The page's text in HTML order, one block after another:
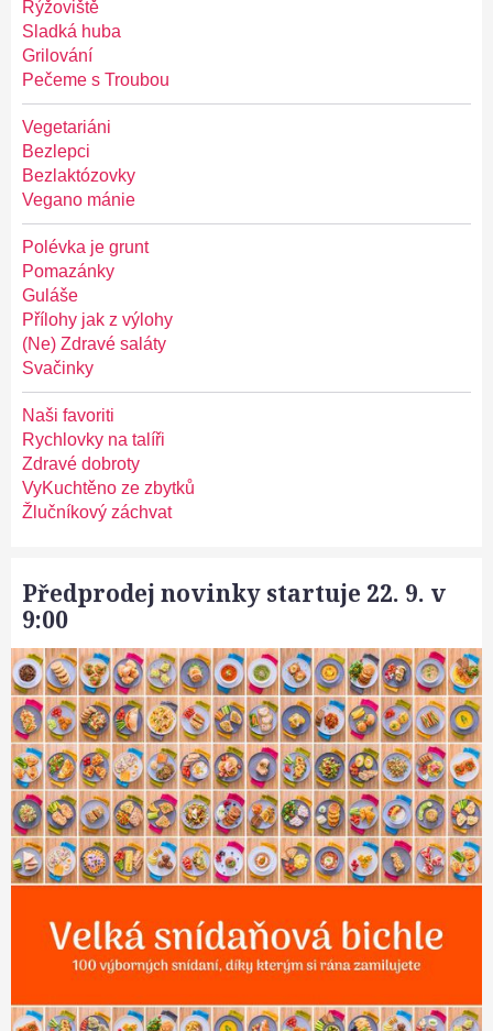
Rýžoviště
Sladká huba
Grilování
Pečeme s Troubou
Vegetariáni
Bezlepci
Bezlaktózovky
Vegano mánie
Polévka je grunt
Pomazánky
Guláše
Přílohy jak z výlohy
(Ne) Zdravé saláty
Svačinky
Naši favoriti
Rychlovky na talíři
Zdravé dobroty
VyKuchtěno ze zbytků
Žlučníkový záchvat
Předprodej novinky startuje 22. 9. v
9:00